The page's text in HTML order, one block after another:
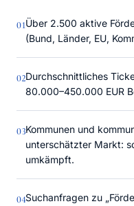
01Über 2.500 aktive
(Bund, Länder, EU,
02Durchschnittliches
80.000–450.000 EUR
03Kommunen und
unterschätzter Markt:
umkämpft.
04Suchanfragen zu